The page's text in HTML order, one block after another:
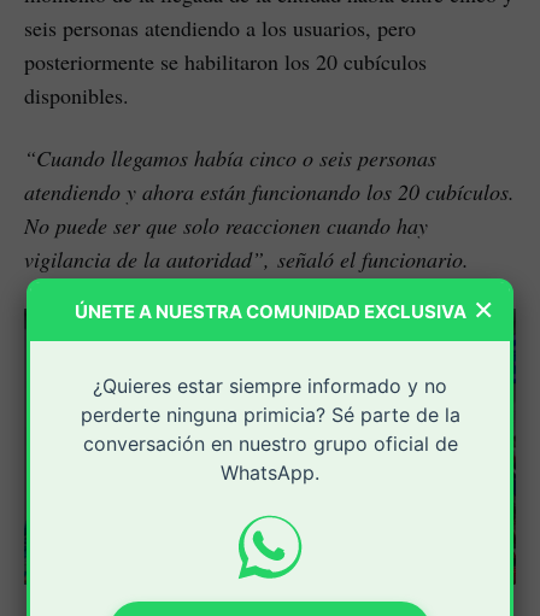
seis personas atendiendo a los usuarios, pero
posteriormente se habilitaron los 20 cubículos
disponibles.
“Cuando llegamos había cinco o seis personas
atendiendo y ahora están funcionando los 20 cubículos.
No puede ser que solo reaccionen cuando hay
vigilancia de la autoridad”, señaló el funcionario.
×
ÚNETE A NUESTRA COMUNIDAD EXCLUSIVA
¿Quieres estar siempre informado y no
perderte ninguna primicia? Sé parte de la
conversación en nuestro grupo oficial de
WhatsApp.